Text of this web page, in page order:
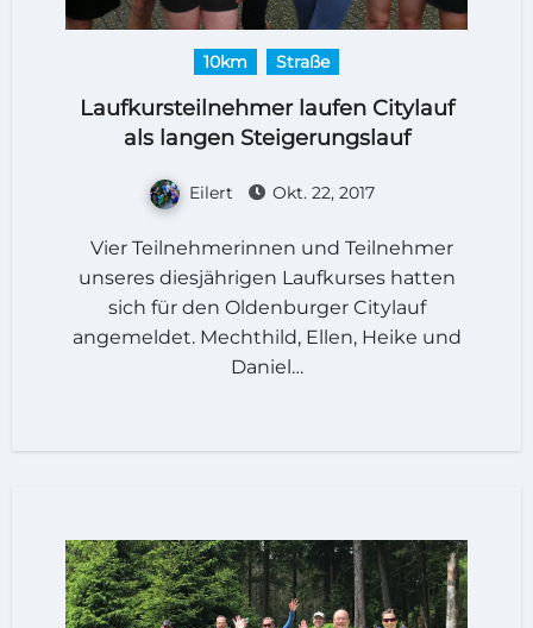
10km Straße
Laufkursteilnehmer laufen Citylauf
als langen Steigerungslauf
Eilert Okt. 22, 2017
Vier Teilnehmerinnen und Teilnehmer
unseres diesjährigen Laufkurses hatten
sich für den Oldenburger Citylauf
angemeldet. Mechthild, Ellen, Heike und
Daniel…